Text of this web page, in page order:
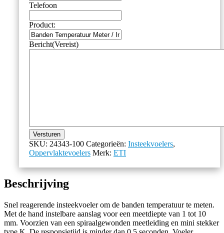
Telefoon
Product:
Bericht(Vereist)
Versturen
SKU: 24343-100 Categorieën: Insteekvoelers,
Oppervlaktevoelers Merk: ETI
Beschrijving
Snel reagerende insteekvoeler om de banden temperatuur te meten.
Met de hand instelbare aanslag voor een meetdiepte van 1 tot 10
mm. Voorzien van een spiraalgewonden meetleiding en mini stekker